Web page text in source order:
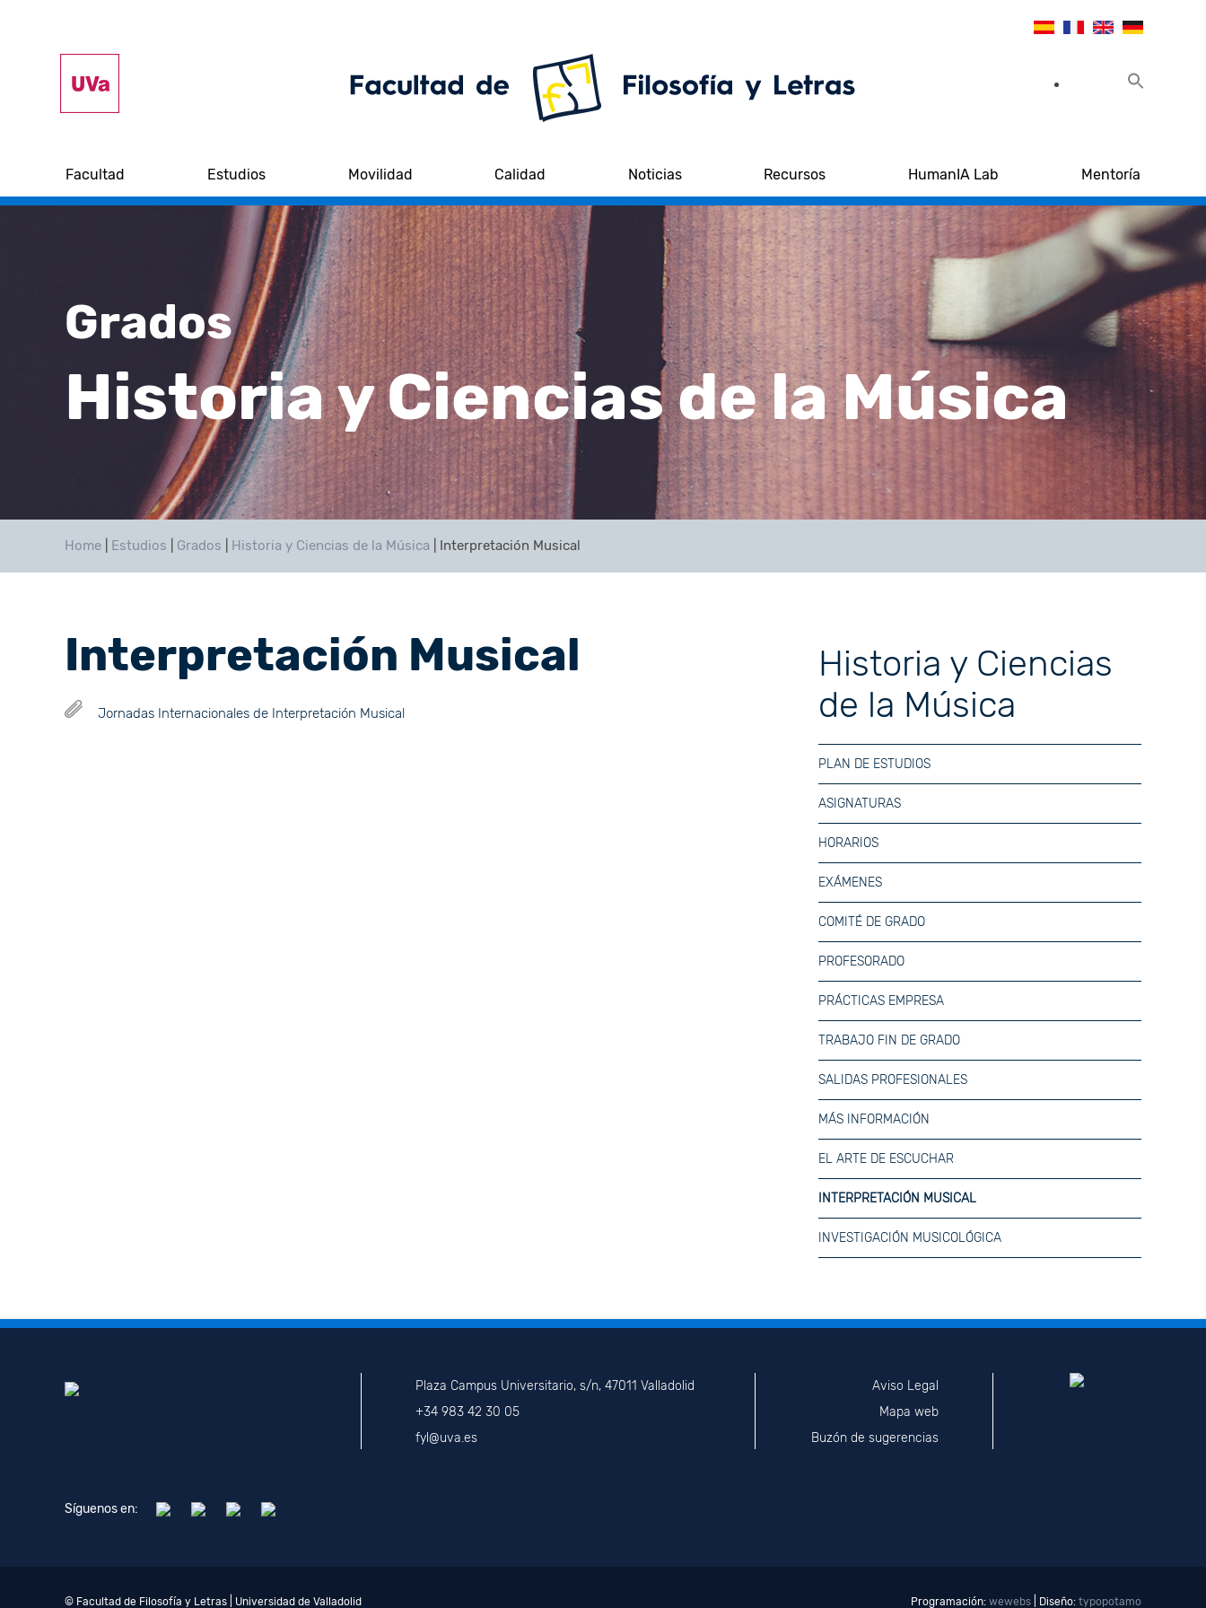
Facultad Estudios Movilidad Calidad Noticias Recursos HumanIA Lab Mentoría
Grados
Historia y Ciencias de la Música
Home Estudios Grados Historia y Ciencias de la Música Interpretación Musical
Interpretación Musical
Jornadas Internacionales de Interpretación Musical
Historia y Ciencias
de la Música
PLAN DE ESTUDIOS
ASIGNATURAS
HORARIOS
EXÁMENES
COMITÉ DE GRADO
PROFESORADO
PRÁCTICAS EMPRESA
TRABAJO FIN DE GRADO
SALIDAS PROFESIONALES
MÁS INFORMACIÓN
EL ARTE DE ESCUCHAR
INTERPRETACIÓN MUSICAL
INVESTIGACIÓN MUSICOLÓGICA
Plaza Campus Universitario, s/n, 47011 Valladolid
+34 983 42 30 05
fyl@uva.es
Aviso Legal
Mapa web
Buzón de sugerencias
Síguenos en:
© Facultad de Filosofía y Letras | Universidad de Valladolid Programación: wewebs | Diseño: typopotamo